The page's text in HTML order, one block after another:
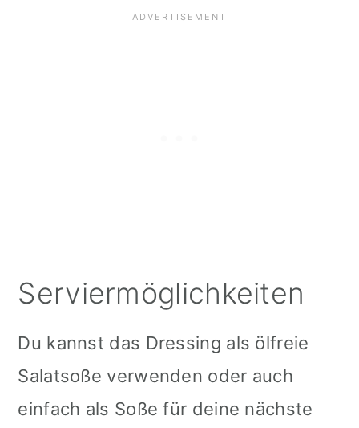
Serviermöglichkeiten
Du kannst das Dressing als ölfreie
Salatsoße verwenden oder auch
einfach als Soße für deine nächste